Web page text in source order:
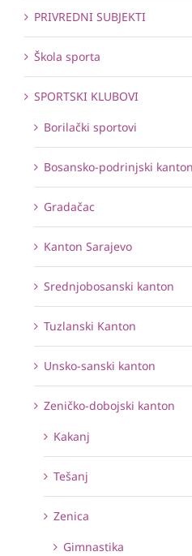
PRIVREDNI SUBJEKTI
Škola sporta
SPORTSKI KLUBOVI
Borilački sportovi
Bosansko-podrinjski kanton
Gradačac
Kanton Sarajevo
Srednjobosanski kanton
Tuzlanski Kanton
Unsko-sanski kanton
Zeničko-dobojski kanton
Kakanj
Tešanj
Zenica
Gimnastika